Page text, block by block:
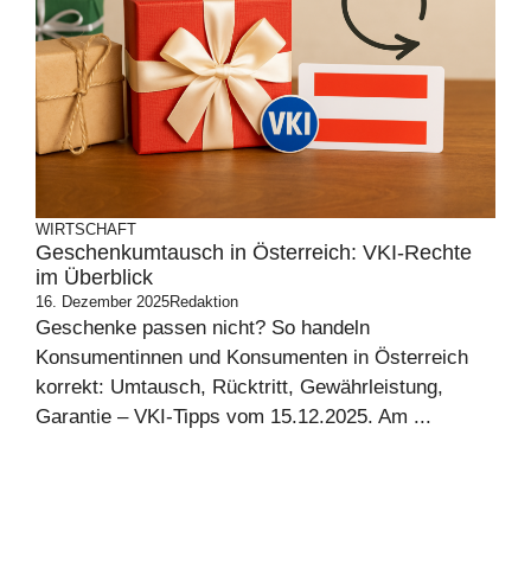
WIRTSCHAFT
Geschenkumtausch in Österreich: VKI-Rechte
im Überblick
16. Dezember 2025Redaktion
Geschenke passen nicht? So handeln
Konsumentinnen und Konsumenten in Österreich
korrekt: Umtausch, Rücktritt, Gewährleistung,
Garantie – VKI-Tipps vom 15.12.2025. Am ...